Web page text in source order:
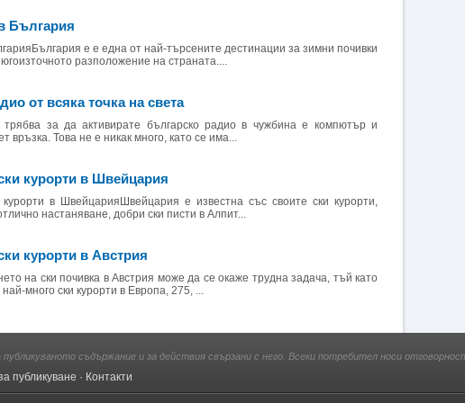
България
е е една от най-търсените дестинации за зимни почивки
разположение на страната....
от всяка точка на света
трябва за да активирате българско радио в чужбина е компютър и
връзка. Това не е никак много, като се има...
курорти в Швейцария
курорти в ШвейцарияШвейцария е известна със своите ски курорти,
настаняване, добри ски писти в Алпит...
курорти в Австрия
на ски почивка в Австрия може да се окаже трудна задача, тъй като
много ски курорти в Европа, 275, ...
съдържание и за действия свързани с него. Всеки потребител носи
публикуване · Контакти